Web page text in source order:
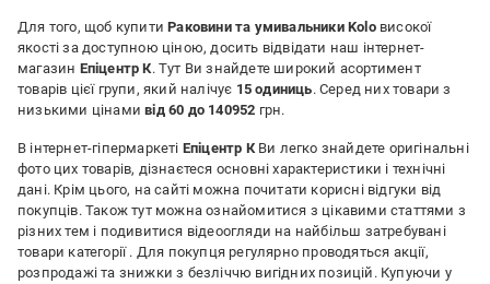
Для того, щоб купитиРаковини та умивальники Koloвисокої
якості за доступною ціною, досить відвідати наш інтернет-
магазин Епіцентр К. Тут Ви знайдете широкий асортимент
товарів цієї групи, який налічує 15 одиниць. Серед них товари з
низькими цінамивід 60 до 140952 грн.
В інтернет-гіпермаркеті Епіцентр КВи легко знайдете оригінальні
фото цих товарів, дізнаєтеся основні характеристики і технічні
дані. Крім цього, на сайті можна почитати корисні відгуки від
покупців. Також тут можна ознайомитися з цікавими статтями з
різних тем і подивитися відеоогляди на найбільш затребувані
товари категорії . Для покупця регулярно проводяться акції,
розпродажі та знижки з безліччю вигідних позицій. Купуючи у